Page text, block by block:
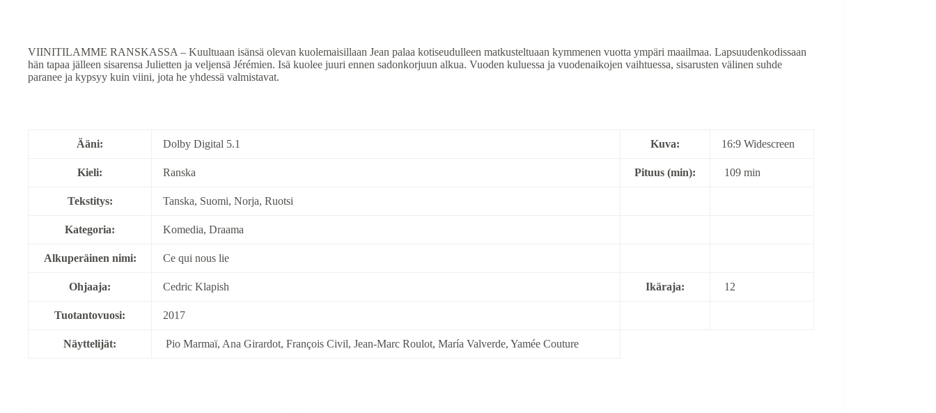
VIINITILAMME RANSKASSA – Kuultuaan isänsä olevan kuolemaisillaan Jean palaa kotiseudulleen matkusteltuaan kymmenen vuotta ympäri maailmaa. Lapsuudenkodissaan
hän tapaa jälleen sisarensa Julietten ja veljensä Jérémien. Isä kuolee juuri ennen sadonkorjuun alkua. Vuoden kuluessa ja vuodenaikojen vaihtuessa, sisarusten välinen suhde
paranee ja kypsyy kuin viini, jota he yhdessä valmistavat.
Ääni: Dolby Digital 5.1 Kuva: 16:9 Widescreen
Kieli: Ranska Pituus (min): 109 min
Tekstitys: Tanska, Suomi, Norja, Ruotsi
Kategoria: Komedia, Draama
Alkuperäinen nimi: Ce qui nous lie
Ohjaaja: Cedric Klapish Ikäraja: 12
Tuotantovuosi: 2017
Näyttelijät: Pio Marmaï, Ana Girardot, François Civil, Jean-Marc Roulot, María Valverde, Yamée Couture